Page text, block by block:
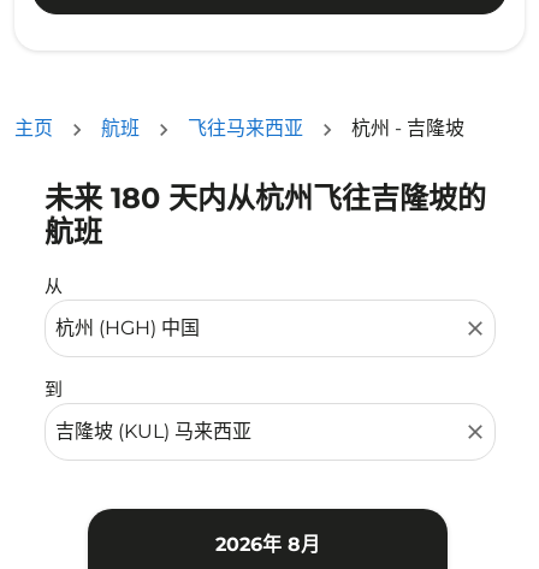
主页 航班 飞往马来西亚 杭州 - 吉隆坡
未来 180 天内从杭州飞往吉隆坡的
航班
从
close
到
close
2026年 8月